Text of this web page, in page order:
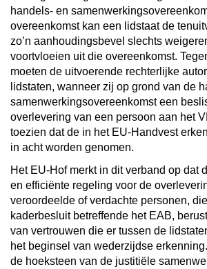
handels- en
overeenkomst kan een lidstaat de
zo’n aanhoudingsbevel slechts
voortvloeien uit die overeenkomst.
moeten de uitvoerende rechterlijke
lidstaten, wanneer zij op grond van de
samenwerkingsovereenkomst een
overlevering van een persoon aan het
toezien dat de in het EU-Handvest
in acht worden genomen.
Het EU-Hof merkt in dit verband op dat
en efficiënte regeling voor de
veroordeelde of verdachte personen,
kaderbesluit betreffende het EAB,
van vertrouwen die er tussen de
het beginsel van wederzijdse
de hoeksteen van de justitiële